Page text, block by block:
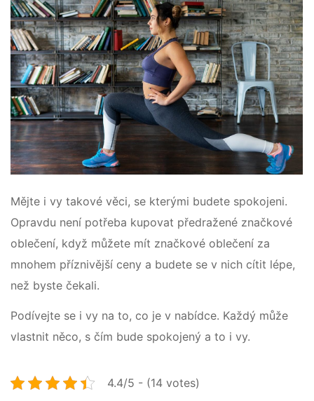
Mějte i vy takové věci, se kterými budete spokojeni.
Opravdu není potřeba kupovat předražené značkové
oblečení, když můžete mít značkové oblečení za
mnohem příznivější ceny a budete se v nich cítit lépe,
než byste čekali.
Podívejte se i vy na to, co je v nabídce. Každý může
vlastnit něco, s čím bude spokojený a to i vy.
4.4/5 - (14 votes)